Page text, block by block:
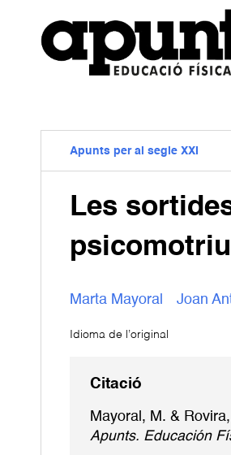
Apunts per al segle XXI
Les
Marta Mayoral Joan
Idioma de l’original
Citació
Mayoral, M. &
Apunts. Educación